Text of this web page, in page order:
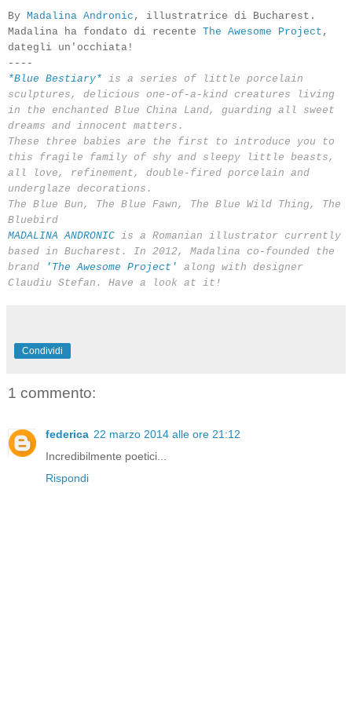
By Madalina Andronic , illustratrice di Bucharest.
Madalina ha fondato di recente The Awesome Project ,
dategli un'occhiata!
----
*Blue Bestiary* is a series of little porcelain
sculptures, delicious one-of-a-kind creatures living
in the enchanted Blue China Land, guarding all sweet
dreams and innocent matters.
These three babies are the first to introduce you to
this fragile family of shy and sleepy little beasts,
all love, refinement, double-fired porcelain and
underglaze decorations.
The Blue Bun, The Blue Fawn, The Blue Wild Thing, The
Bluebird
MADALINA ANDRONIC is a Romanian illustrator currently
based in Bucharest. In 2012, Madalina co-founded the
brand
'The Awesome Project'
along with designer
Claudiu Stefan. Have a look at it!
Condividi
1 commento:
federica 22 marzo 2014 alle ore 21:12
Incredibilmente poetici...
Rispondi